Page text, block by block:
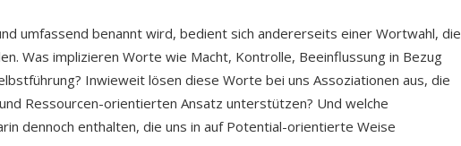
umfassend benannt wird, bedient sich andererseits einer Wortwahl, die
Was implizieren Worte wie Macht, Kontrolle, Beeinflussung in Bezug
Inwieweit lösen diese Worte bei uns Assoziationen aus, die
Ressourcen-orientierten Ansatz unterstützen? Und welche
dennoch enthalten, die uns in auf Potential-orientierte Weise